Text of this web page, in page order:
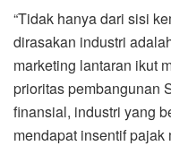
“Tidak hanya dari sisi
dirasakan industri
marketing lantaran ikut
prioritas pembangunan
finansial, industri yang
mendapat insentif